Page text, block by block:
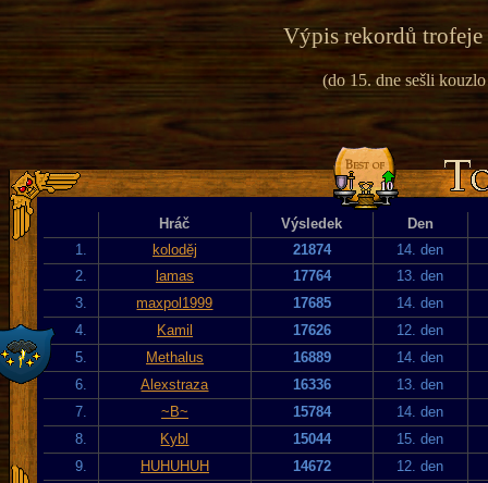
Výpis rekordů
(do 15. dne sešli
Hráč Výsledek
Den
1.
koloděj 21874
14. den
2.
lamas 17764
13. den
3.
maxpol1999 17685
14. den
4.
Kamil 17626
12. den
5.
Methalus 16889
14. den
6.
Alexstraza 16336
13. den
7.
~B~ 15784
14. den
8.
Kybl 15044
15. den
9.
HUHUHUH 14672
12. den